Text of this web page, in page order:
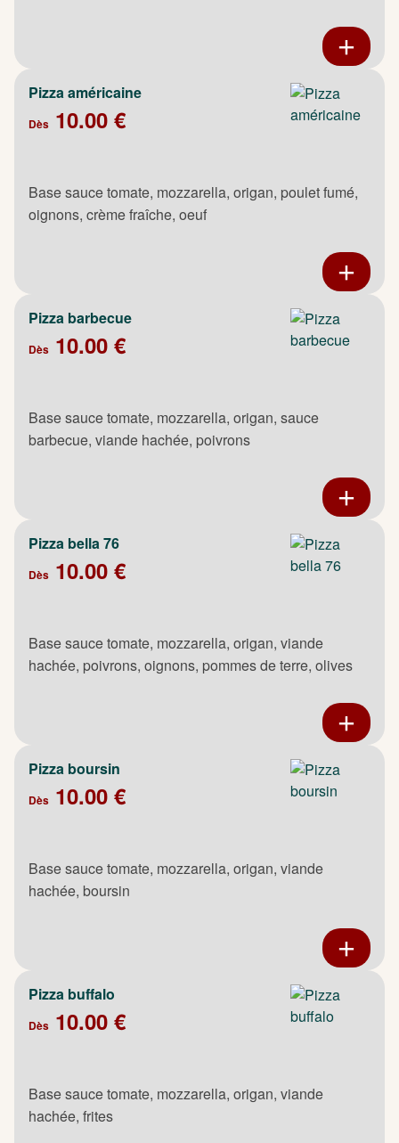
Pizza américaine
Dès 10.00 €
Base sauce tomate, mozzarella, origan, poulet fumé,
oignons, crème fraîche, oeuf
Pizza barbecue
Dès 10.00 €
Base sauce tomate, mozzarella, origan, sauce
barbecue, viande hachée, poivrons
Pizza bella 76
Dès 10.00 €
Base sauce tomate, mozzarella, origan, viande
hachée, poivrons, oignons, pommes de terre, olives
Pizza boursin
Dès 10.00 €
Base sauce tomate, mozzarella, origan, viande
hachée, boursin
Pizza buffalo
Dès 10.00 €
Base sauce tomate, mozzarella, origan, viande
hachée, frites